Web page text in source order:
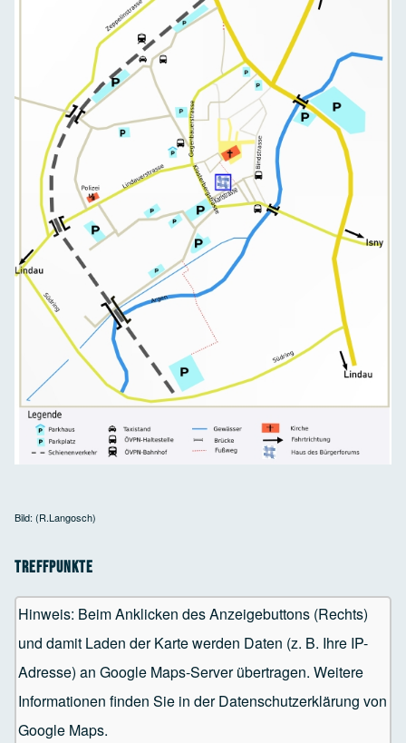
Bild: (R.Langosch)
Treffpunkte
Hinweis: Beim Anklicken des Anzeigebuttons (Rechts)
und damit Laden der Karte werden Daten (z. B. Ihre IP-
Adresse) an Google Maps-Server übertragen. Weitere
Informationen finden Sie in der Datenschutzerklärung von
Google Maps.